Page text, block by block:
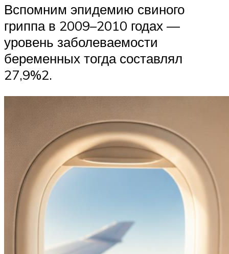
Вспомним эпидемию свиного
гриппа в 2009–2010 годах —
уровень заболеваемости
беременных тогда составлял
27,9%2.